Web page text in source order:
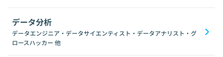
データ分析
データエンジニア・データサイエンティスト・データアナリスト・グ
ロースハッカー 他